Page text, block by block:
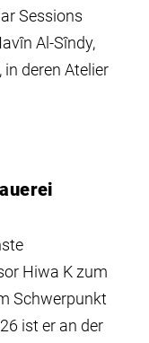
Sessions
Al-Sîndy,
in deren Atelier
Hiwa K zum
Schwerpunkt
ist er an der